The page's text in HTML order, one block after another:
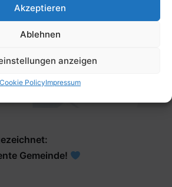
Akzeptieren
Ablehnen
anzeigen
Cookie PolicyImpressum
Gemeinde!